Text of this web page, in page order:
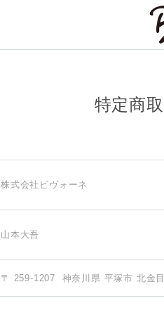
特定商
株式会社ビヴォーネ
山本大吾
〒 259-1207 神奈川県 平塚市 北金